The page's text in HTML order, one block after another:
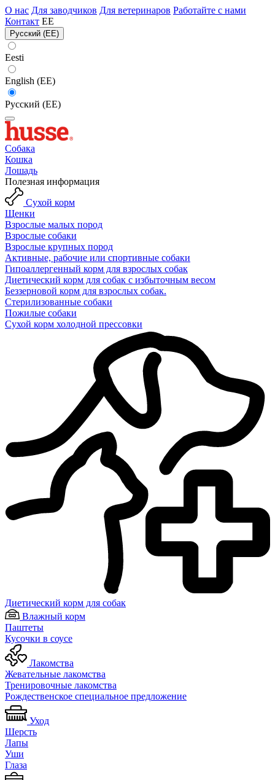
О нас Для заводчиков Для ветеринаров Работайте с нами
Контакт EE
Русский (EE)
Eesti
English (EE)
Русский (EE)
Собака
Кошка
Лошадь
Полезная информация
Сухой корм
Щенки
Взрослые малых пород
Взрослые собаки
Взрослые крупных пород
Активные, рабочие или спортивные собаки
Гипоаллергенный корм для взрослых собак
Диетический корм для собак с избыточным весом
Беззерновой корм для взрослых собак.
Стерилизованные собаки
Пожилые собаки
Сухой корм холодной прессовки
Диетический корм для собак
Влажный корм
Паштеты
Кусочки в соусе
Лакомства
Жевательные лакомства
Тренировочные лакомства
Рождественское специальное предложение
Уход
Шерсть
Лапы
Уши
Глаза